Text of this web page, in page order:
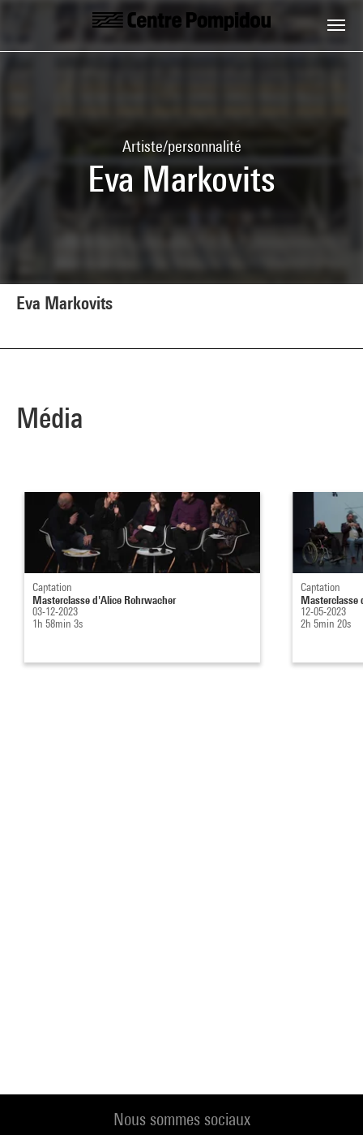
Aller au contenu principal
Centre Pompidou
Artiste/personnalité
Eva Markovits
Eva Markovits
Média
Captation
Masterclasse d'Alice Rohrwacher
03-12-2023
1h 58min 3s
Captation
Masterclasse
12-05-2023
2h 5min 20s
Nous sommes sociaux